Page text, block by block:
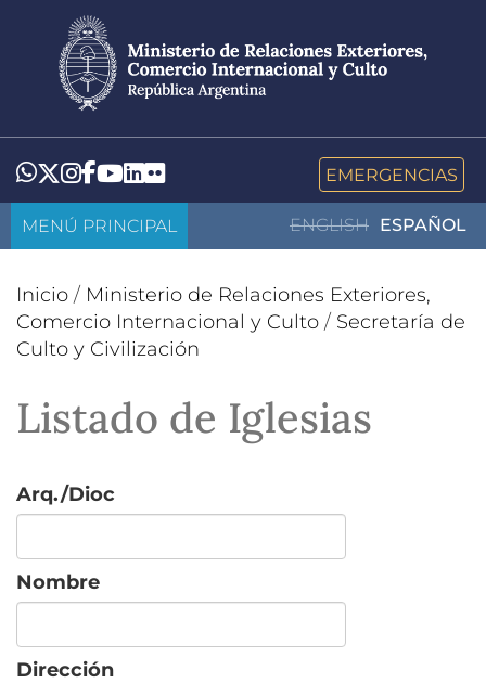
contenido
principal
Whatsapp
Twitter
Instagram
Facebook
YouTube
LinkedIn
Flickr EMERGENCIAS
ENGLISH ESPAÑOL
MENÚ PRINCIPAL
Inicio / Ministerio de Relaciones Exteriores,
Comercio Internacional y Culto / Secretaría de
Culto y Civilización
Listado de Iglesias
Arq./Dioc
Nombre
Dirección